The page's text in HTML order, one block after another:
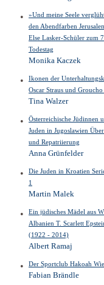
»Und meine Seele
den Abendfarben
Else Lasker-Schüler zum
Todestag
Monika Kaczek
Ikonen der
Oscar Straus und
Tina Walzer
Österreichische Jüdinnen
Juden in Jugoslawien
und Repatriierung
Anna Grünfelder
Die Juden in Kroatien
1
Martin Malek
Ein jüdisches Mädel aus
Albanien T. Scarlett
(1922 - 2014)
Albert Ramaj
Der Sportclub Hakoah
Fabian Brändle